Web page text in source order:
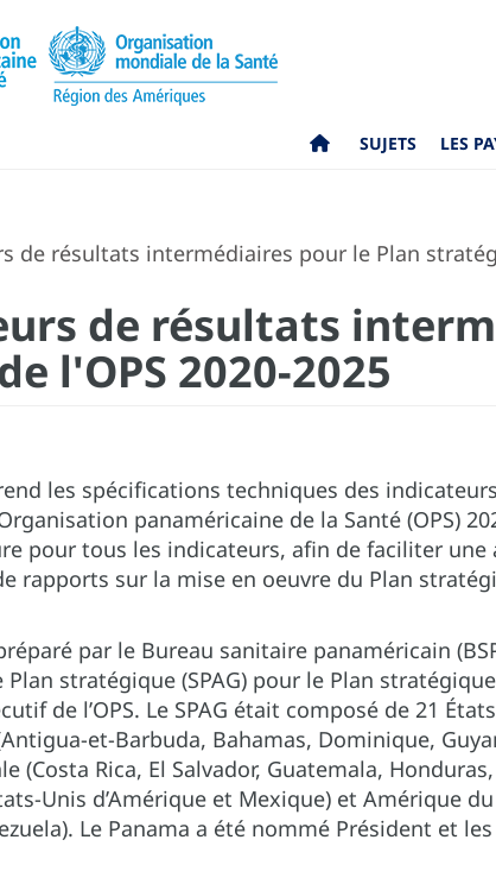
SUJETS LES
de résultats intermédiaires pour le Plan
de résultats
l'OPS 2020-2025
les spécifications techniques des
panaméricaine de la Santé (OPS)
pour tous les indicateurs, afin de faciliter
rapports sur la mise en oeuvre du Plan
par le Bureau sanitaire panaméricain
stratégique (SPAG) pour le Plan
de l’OPS. Le SPAG était composé de 21
(Antigua-et-Barbuda, Bahamas, Dominique,
(Costa Rica, El Salvador, Guatemala,
Unis d’Amérique et Mexique) et Amérique
Le Panama a été nommé Président et